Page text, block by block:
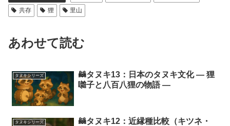
共存
狸 里山
あわせて読む
タヌキシリーズ
🦝タヌキ13：日本のタヌキ文化 ― 狸
囃子と八百八狸の物語 ―
タヌキシリーズ
🦝タヌキ12：近縁種比較（キツネ・